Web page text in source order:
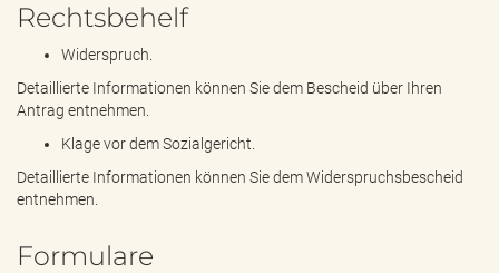
Rechtsbehelf
Widerspruch.
Detaillierte Informationen können Sie dem Bescheid über Ihren
Antrag entnehmen.
Klage vor dem Sozialgericht.
Detaillierte Informationen können Sie dem Widerspruchsbescheid
entnehmen.
Formulare